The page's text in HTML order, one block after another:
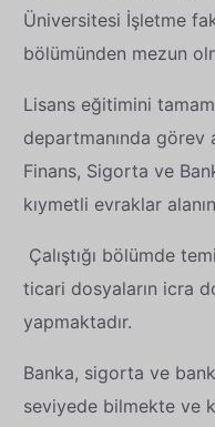
Üniversitesi İşletme
bölümünden mezun
Lisans eğitimini
departmanında görev
Finans, Sigorta ve
kıymetli evraklar
Çalıştığı bölümde
ticari dosyaların icra
yapmaktadır.
Banka, sigorta ve
seviyede bilmekte ve